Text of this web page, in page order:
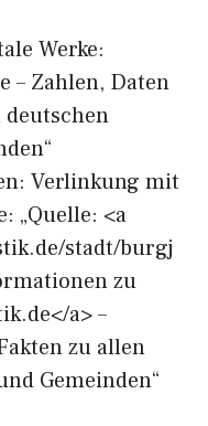
Werke:
– Zahlen, Daten
Verlinkung mit
„Quelle: <a
stadt/burgj
zu
a> –
zu allen
Gemeinden“